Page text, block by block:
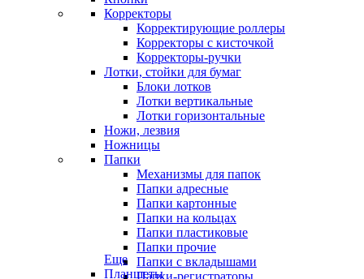
Корректоры
Корректирующие роллеры
Корректоры с кисточкой
Корректоры-ручки
Лотки, стойки для бумаг
Блоки лотков
Лотки вертикальные
Лотки горизонтальные
Ножи, лезвия
Ножницы
Папки
Механизмы для папок
Папки адресные
Папки картонные
Папки на кольцах
Папки пластиковые
Папки прочие
Папки с вкладышами
Папки-регистраторы
Еще
Планшеты